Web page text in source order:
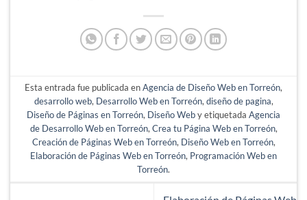
Esta entrada fue publicada enAgencia de Diseño Web en Torreón,
desarrollo web, Desarrollo Web en Torreón,diseño de pagina,
Diseño de Páginas en Torreón, Diseño Weby etiquetada Agencia
de Desarrollo Web en Torreón,Crea tu Página Web en Torreón,
Creación de Páginas Web en Torreón, Diseño Web en Torreón,
Elaboración de Páginas Web en Torreón, Programación Web en
Torreón.